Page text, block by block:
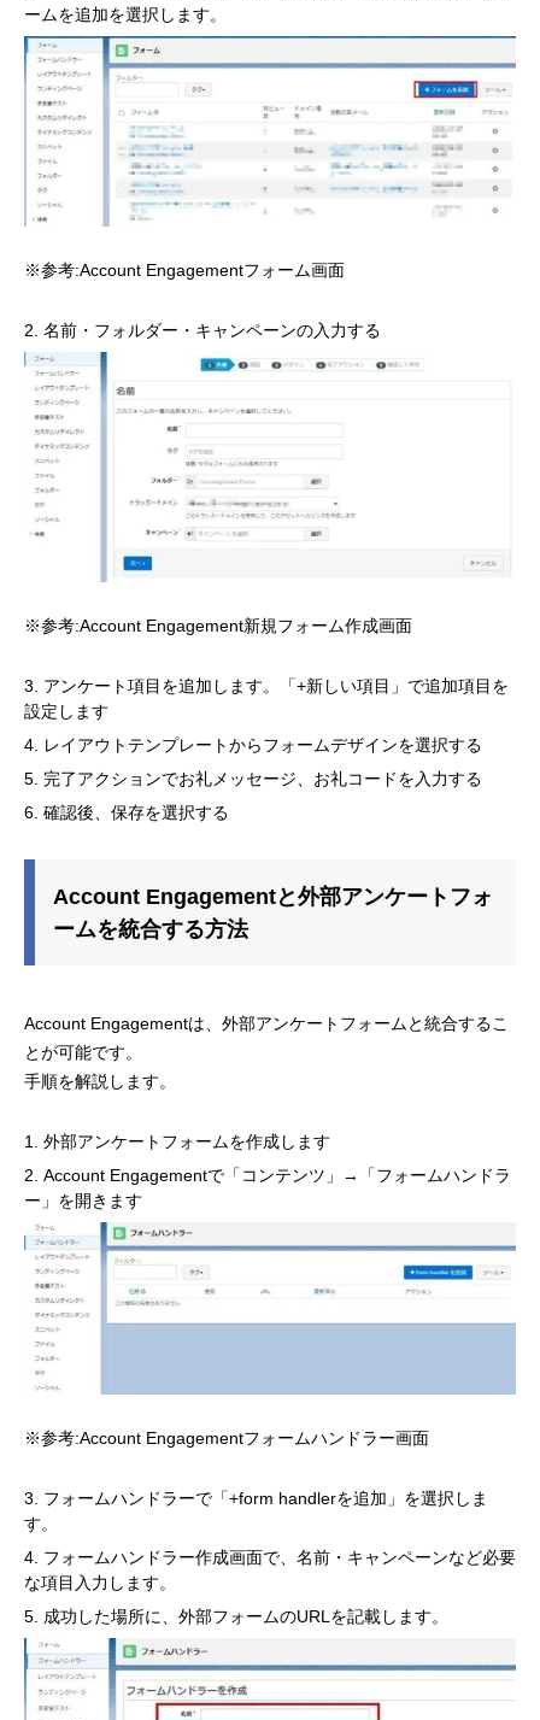
ームを追加を選択します。
※参考:Account Engagementフォーム画面
名前・フォルダー・キャンペーンの入力する
※参考:Account Engagement新規フォーム作成画面
アンケート項目を追加します。「+新しい項目」で追加項目を
設定します
レイアウトテンプレートからフォームデザインを選択する
完了アクションでお礼メッセージ、お礼コードを入力する
確認後、保存を選択する
Account Engagementと外部アンケートフォ
ームを統合する方法
Account Engagementは、外部アンケートフォームと統合するこ
とが可能です。
手順を解説します。
外部アンケートフォームを作成します
Account Engagementで「コンテンツ」→「フォームハンドラ
ー」を開きます
※参考:Account Engagementフォームハンドラー画面
フォームハンドラーで「+form handlerを追加」を選択しま
す。
フォームハンドラー作成画面で、名前・キャンペーンなど必要
な項目入力します。
成功した場所に、外部フォームのURLを記載します。